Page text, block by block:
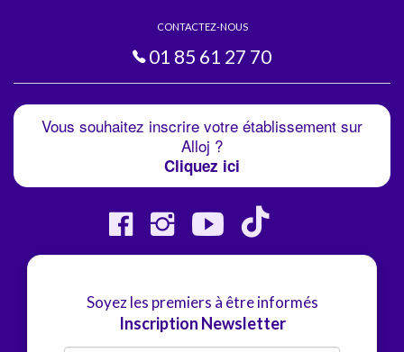
CONTACTEZ-NOUS
01 85 61 27 70
Vous souhaitez inscrire votre établissement sur
Alloj ?
Cliquez ici
Soyez les premiers à être informés
Inscription Newsletter